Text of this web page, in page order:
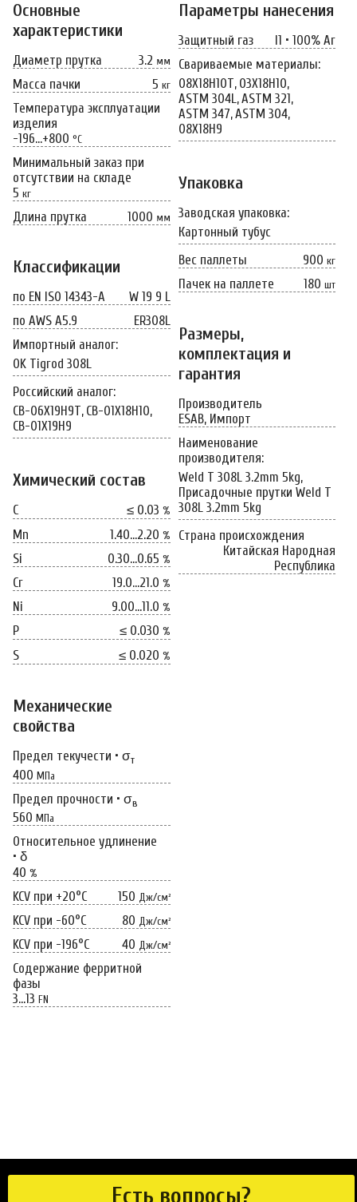
Основные
характеристики
Диаметр прутка 3.2 мм
Масса пачки 5 кг
Температура эксплуатации
изделия
-196…+800°C
Минимальный заказ при
отсутствии на складе
5кг
Длина прутка 1000 мм
Классификации
по EN ISO 14343-A
W 19 9 L
по AWS A5.9
ER308L
Импортный аналог:
OK Tigrod 308L
Российский аналог:
СВ-06Х19Н9Т, СВ-01Х18Н10,
СВ-01Х19Н9
Химический состав
C ≤ 0.03 %
Mn 1.40…2.20 %
Si 0.30…0.65 %
Cr 19.0…21.0 %
Ni 9.00…11.0 %
P ≤ 0.030 %
S ≤ 0.020 %
Механические
свойства
Предел текучести • σт
400МПа
Предел прочности • σв
560МПа
Относительное удлинение
• δ
40%
KCV при +20°C 150 Дж/см²
KCV при -60°C 80 Дж/см²
KCV при -196°C 40 Дж/см²
Содержание ферритной
фазы
3…13FN
Параметры нанесения
Защитный газ
I1 • 100% Ar
Свариваемые материалы:
08Х18Н10Т, 03Х18Н10,
ASTM 304L,ASTM 321,
ASTM 347,ASTM 304,
08Х18Н9
Упаковка
Заводская упаковка:
Картонный тубус
Вес паллеты
900кг
Пачек на паллете 180шт
Размеры,
комплектация и
гарантия
Производитель
ESAB, Импорт
Наименование
производителя:
Weld T 308L 3.2mm 5kg,
Присадочные прутки Weld T
308L 3.2mm 5kg
Страна происхождения
Китайская Народная
Республика
Есть вопросы?